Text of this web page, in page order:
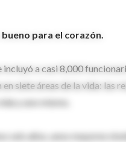
para el corazón.
incluyó a casi 8,000
siete áreas de la vida: las
y uno mismo.
seis años, unos mayores